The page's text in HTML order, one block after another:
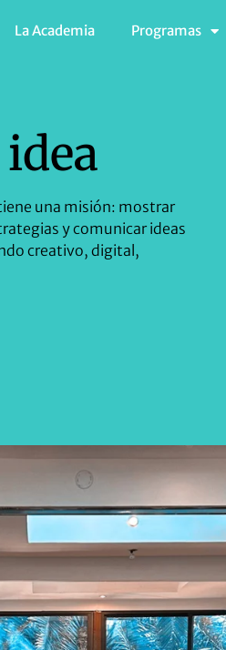
La Academia Programas
una misión: mostrar
y comunicar ideas
creativo, digital,